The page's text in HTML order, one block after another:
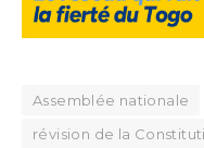
Assemblée nationale
révision de la